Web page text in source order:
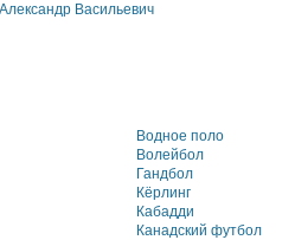
Васильевич
Водное поло
Волейбол
Гандбол
Кёрлинг
Кабадди
Канадский футбол